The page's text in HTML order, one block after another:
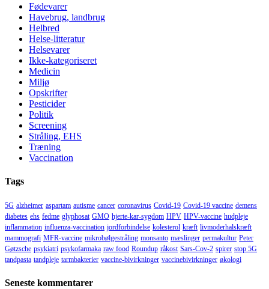
Fødevarer
Havebrug, landbrug
Helbred
Helse-litteratur
Helsevarer
Ikke-kategoriseret
Medicin
Miljø
Opskrifter
Pesticider
Politik
Screening
Stråling, EHS
Træning
Vaccination
Tags
5G alzheimer aspartam autisme cancer coronavirus Covid-19 Covid-19 vaccine demens
diabetes ehs fedme glyphosat GMO hjerte-kar-sygdom HPV HPV-vaccine hudpleje
inflammation influenza-vaccination jordforbindelse kolesterol kræft livmoderhalskræft
mammografi MFR-vaccine mikrobølgestråling monsanto mæslinger permakultur Peter
Gøtzsche psykiatri psykofarmaka raw food Roundup råkost Sars-Cov-2 spirer stop 5G
tandpasta tandpleje tarmbakterier vaccine-bivirkninger vaccinebivirkninger økologi
Seneste kommentarer